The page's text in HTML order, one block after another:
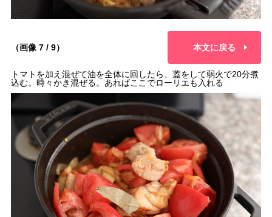
（画像 7 / 9） 本文に戻る
トマトを加え混ぜて油を全体に回したら、蓋をして弱火で20分煮
込む。時々かき混ぜる。あればここでローリエも入れる